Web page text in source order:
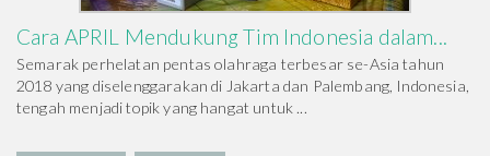
Cara APRIL Mendukung Tim Indonesia dalam...
Semarak perhelatan pentas olahraga terbesar se-Asia tahun
2018 yang diselenggarakan di Jakarta dan Palembang, Indonesia,
tengah menjadi topik yang hangat untuk ...